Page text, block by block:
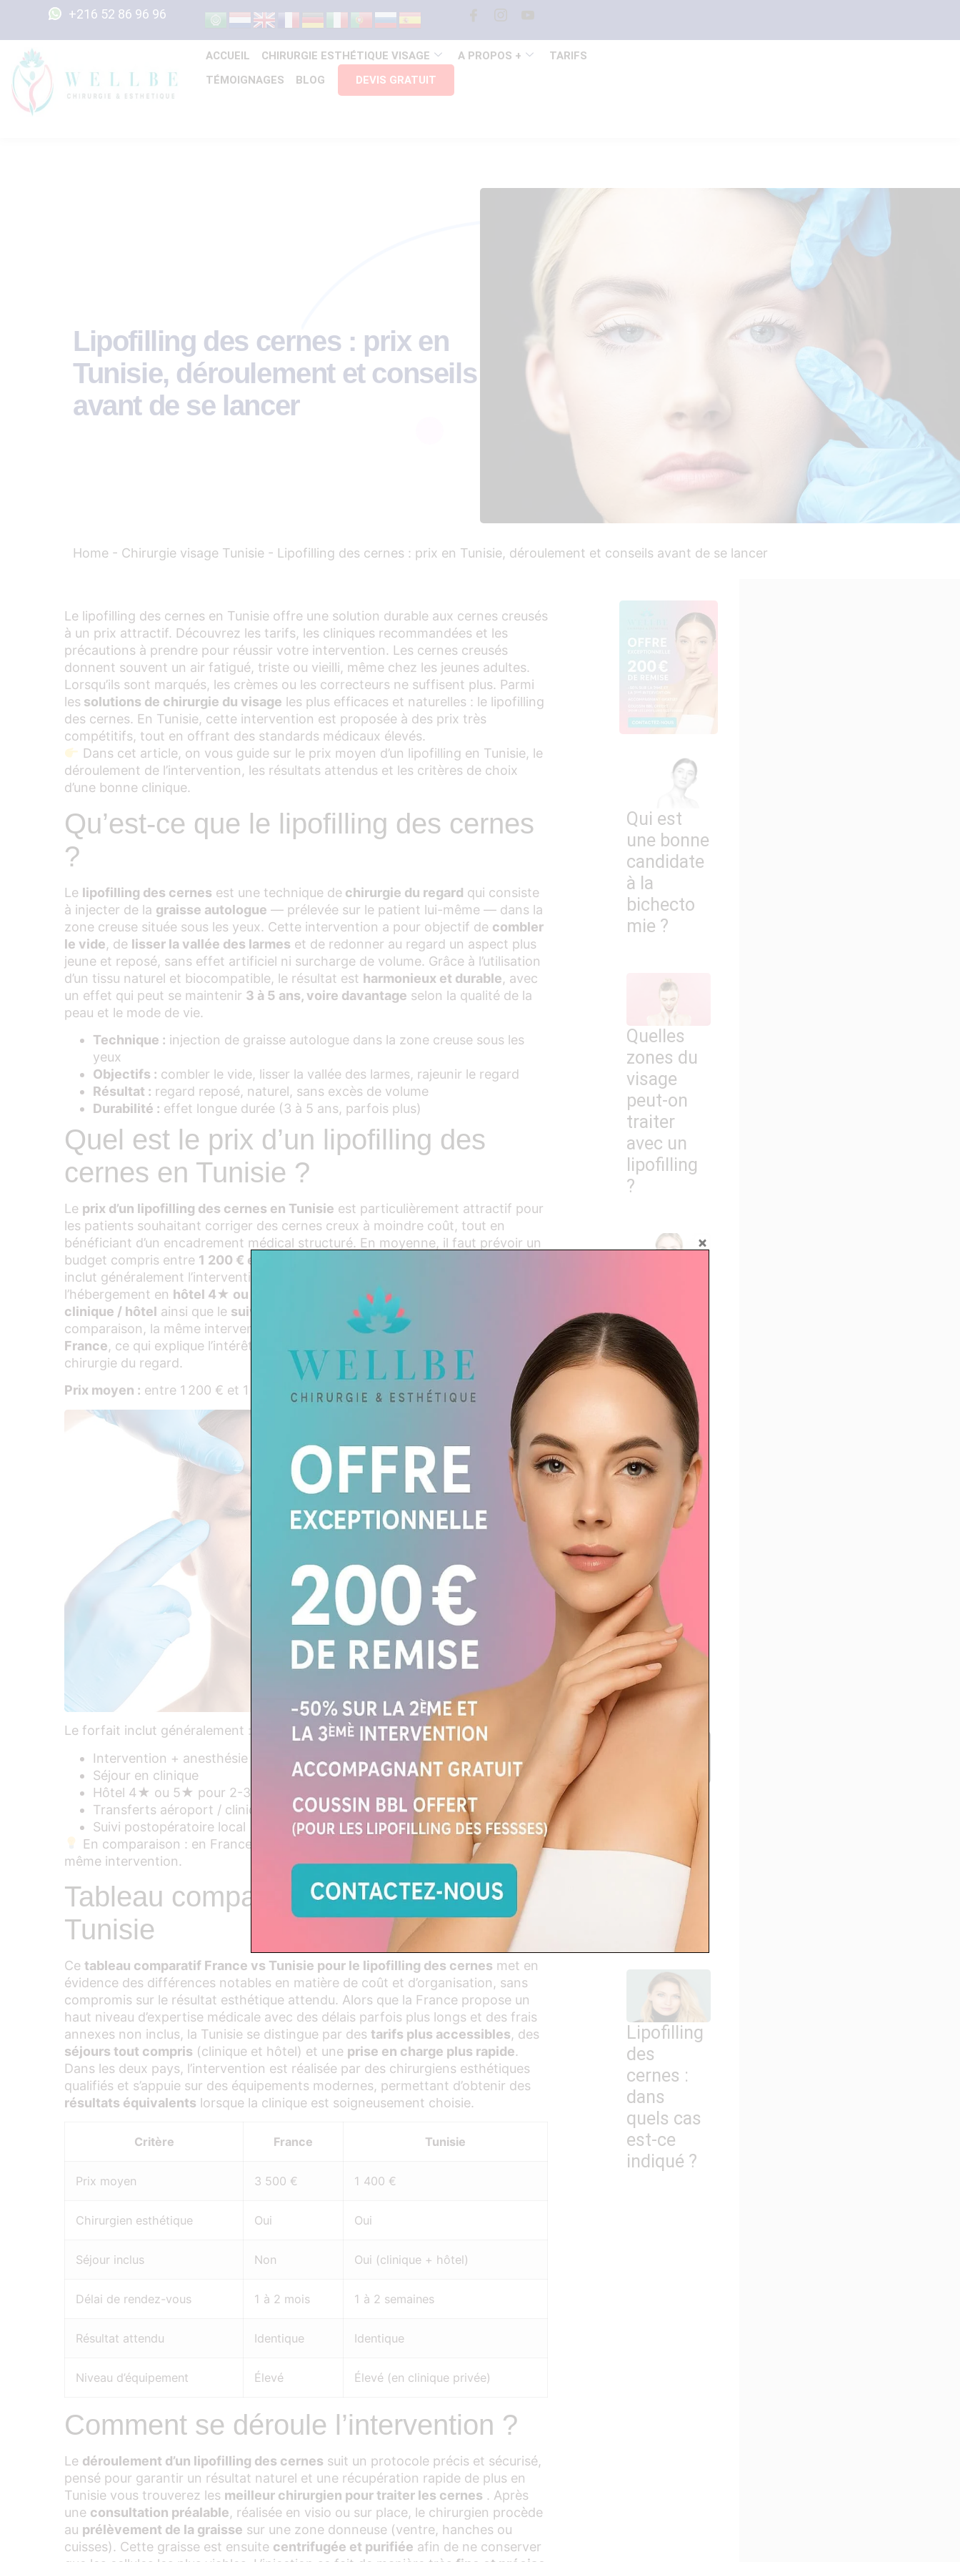
+216 52 86 96 96
ACCUEIL CHIRURGIE ESTHÉTIQUE VISAGE A PROPOS +
TARIFS
TÉMOIGNAGES
BLOG DEVIS GRATUIT
Lipofilling des cernes : prix en
Tunisie, déroulement et conseils
avant de se lancer
Home - Chirurgie visage Tunisie - Lipofilling des cernes : prix en Tunisie, déroulement et conseils avant de se lancer
Le lipofilling des cernes en Tunisie offre une solution durable aux cernes creusés
à un prix attractif. Découvrez les tarifs, les cliniques recommandées et les
précautions à prendre pour réussir votre intervention. Les cernes creusés
donnent souvent un air fatigué, triste ou vieilli, même chez les jeunes adultes.
Lorsqu’ils sont marqués, les crèmes ou les correcteurs ne suffisent plus. Parmi
les solutions de chirurgie du visage les plus efficaces et naturelles : le lipofilling
des cernes. En Tunisie, cette intervention est proposée à des prix très
compétitifs, tout en offrant des standards médicaux élevés.
Dans cet article, on vous guide sur le prix moyen d’un lipofilling en Tunisie, le
déroulement de l’intervention, les résultats attendus et les critères de choix
d’une bonne clinique.
Qu’est-ce que le lipofilling des cernes
?
Le lipofilling des cernes est une technique de chirurgie du regard qui consiste
à injecter de la graisse autologue — prélevée sur le patient lui-même — dans la
zone creuse située sous les yeux. Cette intervention a pour objectif de combler
le vide, de lisser la vallée des larmes et de redonner au regard un aspect plus
jeune et reposé, sans effet artificiel ni surcharge de volume. Grâce à l’utilisation
d’un tissu naturel et biocompatible, le résultat est harmonieux et durable, avec
un effet qui peut se maintenir 3 à 5 ans, voire davantage selon la qualité de la
peau et le mode de vie.
Technique : injection de graisse autologue dans la zone creuse sous les
yeux
Objectifs : combler le vide, lisser la vallée des larmes, rajeunir le regard
Résultat : regard reposé, naturel, sans excès de volume
Durabilité : effet longue durée (3 à 5 ans, parfois plus)
Quel est le prix d’un lipofilling des
cernes en Tunisie ?
Le prix d’un lipofilling des cernes en Tunisie est particulièrement attractif pour
les patients souhaitant corriger des cernes creux à moindre coût, tout en
bénéficiant d’un encadrement médical structuré. En moyenne, il faut prévoir un
budget compris entre 1 200 € et 1 600 €
inclut généralement l’intervention avec anesthésie, le séjour en clinique,
l’hébergement en hôtel 4★ ou 5★ pour 2 à 3 nuits, lestransferts aéroport /
clinique / hôtel ainsi que le suivi postopératoire sur place
comparaison, la même intervention est facturée entre 3 000 € et 4 500 € en
France, ce qui explique l’intérêt croissant pour la Tunisie dans le cadre de cette
chirurgie du regard.
Prix moyen : entre 1 200 € et 1 600 €, tout compris
Le forfait inclut généralement :
Intervention + anesthésie
Séjour en clinique
Hôtel 4★ ou 5★ pour 2-3 nuits
Transferts aéroport / clinique / hôtel
Suivi postopératoire local
En comparaison : en France, les prix varient de 3 000 € à 4 500 € pour la
même intervention.
Tableau comparatif : France vs
Tunisie
Ce tableau comparatif France vs Tunisie pour le lipofilling des cernes met en
évidence des différences notables en matière de coût et d’organisation, sans
compromis sur le résultat esthétique attendu. Alors que la France propose un
haut niveau d’expertise médicale avec des délais parfois plus longs et des frais
annexes non inclus, la Tunisie se distingue par des tarifs plus accessibles, des
séjours tout compris (clinique et hôtel) et une prise en charge plus rapide.
Dans les deux pays, l’intervention est réalisée par des chirurgiens esthétiques
qualifiés et s’appuie sur des équipements modernes, permettant d’obtenir des
résultats équivalents lorsque la clinique est soigneusement choisie.
Critère France Tunisie
Prix moyen 3 500 € 1 400 €
Chirurgien esthétique Oui Oui
Séjour inclus Non Oui (clinique + hôtel)
Délai de rendez-vous 1 à 2 mois 1 à 2 semaines
Résultat attendu Identique Identique
Niveau d’équipement Élevé Élevé (en clinique privée)
Comment se déroule l’intervention ?
Le déroulement d’un lipofilling des cernes suit un protocole précis et sécurisé,
pensé pour garantir un résultat naturel et une récupération rapide de plus en
Tunisie vous trouverez les meilleur chirurgien pour traiter les cernes . Après
une consultation préalable, réalisée en visio ou sur place, le chirurgien procède
au prélèvement de la graisse sur une zone donneuse (ventre, hanches ou
cuisses). Cette graisse est ensuite centrifugée et purifiée afin de ne conserver
Qui est
une bonne
candidate
à la
bichecto
mie ?
Quelles
zones du
visage
peut-on
traiter
avec un
lipofilling
?
visage :
peut-on
rajeunir
sans
changer
l’expressio
n ?
Quels
sont les
risques
d’un
lipofilling
du visage
?
Lipofilling
du visage :
que peut
corriger
interventi
Lipofilling
des
cernes :
dans
quels cas
est-ce
indiqué ?